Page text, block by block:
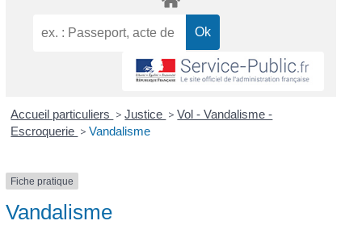
Accueil particuliers > Justice > Vol - Vandalisme -
Escroquerie > Vandalisme
Fiche pratique
Vandalisme